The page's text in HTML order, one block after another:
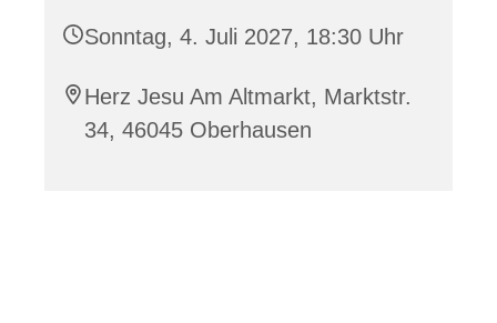
Sonntag, 4. Juli 2027, 18:30 Uhr
Herz Jesu Am Altmarkt, Marktstr.
34, 46045 Oberhausen